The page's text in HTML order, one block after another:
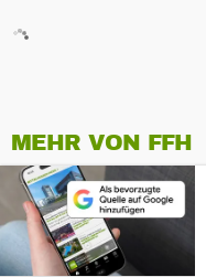
MEHR VON FFH